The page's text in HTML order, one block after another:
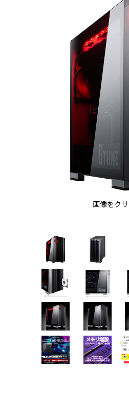
画像をク